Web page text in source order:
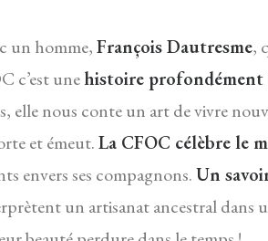
un homme,François Dautresme,
c’est unehistoire profondément
elle nous conte un art de vivre
et émeut.La CFOC célèbre le
envers ses compagnons.Un
un artisanat ancestral